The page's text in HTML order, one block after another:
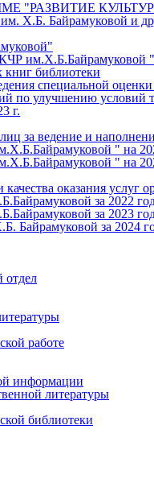
"РАЗВИТИЕ
Х.Б. Байрамуковой и
им.Х.Б.Байрамуковой "
библиотеки
специальной
по улучшению условий
г.
за ведение и
" на
" на
оказания услуг
за 2022
за 2023
Байрамуковой за 2024
отдел
работе
информации
литературы
библиотеки